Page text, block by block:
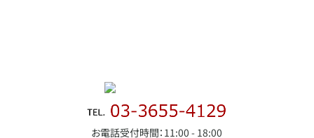
お電話受付時間：11:00 - 18:00